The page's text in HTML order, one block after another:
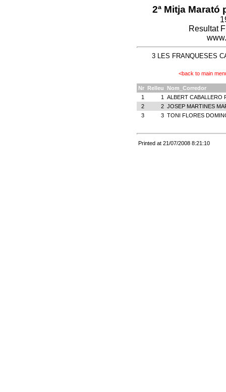
2ª Mitja Marató
Resultat
3 LES FRANQUESES
<back to main
Nr Relleu
Nom_Corredor
1
1
ALBERT CABALLERO
2
2 JOSEP MARTINES
3
3 TONI FLORES
Printed at 21/07/2008 8:21:10